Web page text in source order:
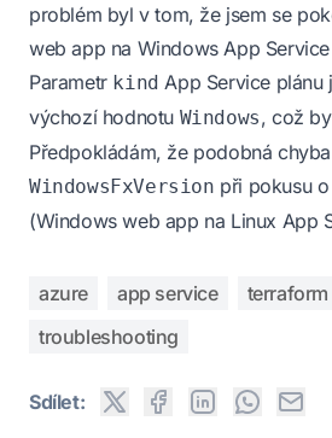
problém byl v tom, že jsem se
web app na Windows App
Parametr kind App Service plánu
výchozí hodnotu Windows, což
Předpokládám, že podobná
WindowsFxVersion při pokusu
(Windows web app na Linux App
azure app service
terraform
troubleshooting
Sdílet: